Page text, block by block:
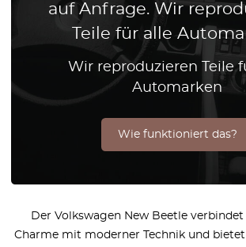
auf Anfrage. Wir
Teile für alle
Wir reproduzieren Teile
Automarken
Wie funktioniert das?
Der Volkswagen New Beetle
Charme mit moderner Technik und